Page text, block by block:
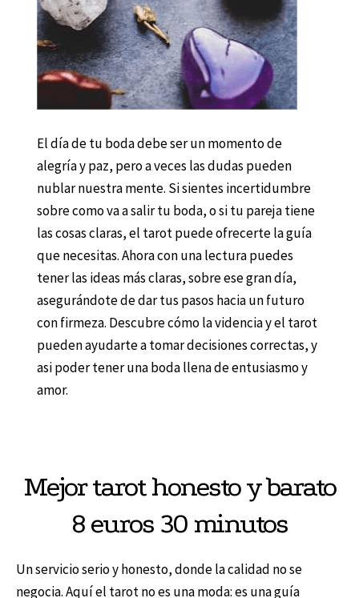
El día de tu boda debe ser un momento de
alegría y paz, pero a veces las dudas pueden
nublar nuestra mente. Si sientes incertidumbre
sobre como va a salir tu boda, o si tu pareja tiene
las cosas claras, el tarot puede ofrecerte la guía
que necesitas. Ahora con una lectura puedes
tener las ideas más claras, sobre ese gran día,
asegurándote de dar tus pasos hacia un futuro
con firmeza. Descubre cómo la videncia y el tarot
pueden ayudarte a tomar decisiones correctas, y
asi poder tener una boda llena de entusiasmo y
amor.
Mejor tarot honesto y barato
8 euros 30 minutos
Un servicio serio y honesto, donde la calidad no se
negocia. Aquí el tarot no es una moda: es una guía